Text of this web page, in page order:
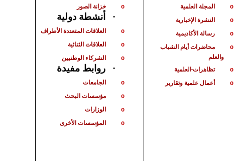
o خزانة الصور
· أنشطة دولية
o العلاقات المتعددة الأطراف
o العلاقات الثنائية
o الشركاء الوطنيين
· روابط مفيدة
o الجامعات
o مؤسسات البحث
o الوزارات
o المؤسسات الأخرى
o المجلة العلمية
o النشرة الإخبارية
o رسالة الأكاديمية
o
محاضرات أيام الشباب
والعلم
o تظاهراتالعلمية
o أعمال علمية وتقارير